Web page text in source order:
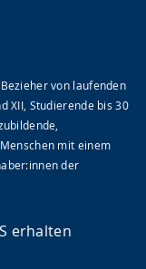
von laufenden
XII, Studierende bis 30
mit einem
der
erhalten